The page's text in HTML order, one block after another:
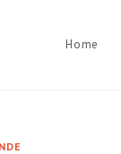
Home